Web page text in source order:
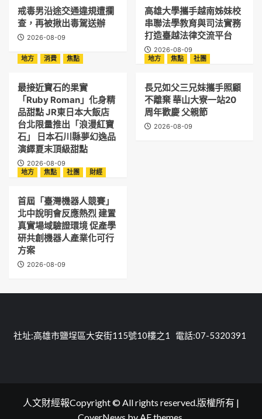
戒毒男沿途交通違規遭攔
查，再被揪出毒駕送辦
2026-08-09
高雄大學攜手越南姊妹校
串聯法學教育與司法實務
打造臺越法律交流平台
2026-08-09
地方
消費 焦點
最接近寶石的果實
「Ruby Roman」化身精
品甜點 JR東日本大飯店
台北限量推出「浪漫紅寶
石」 日本石川縣夢幻逸品
演繹夏末頂級甜點
2026-08-09
地方 焦點 社團
長兄如父三兄妹攜手照顧
不離棄 華山大寮一站20
周年歡慶 父親節
2026-08-09
地方 焦點 社團 財經
首屆「臺灣機器人競賽」
北中說明會反應熱烈 建置
真實場域驗證環境 促產學
研共創機器人產業化可行
方案
2026-08-09
社址:高雄市鹽埕區大安街115號10樓之1 電話:07-5320391
人文財經報Copyright © All rights reserved.版權所有 |
CoverNews by AF themes.